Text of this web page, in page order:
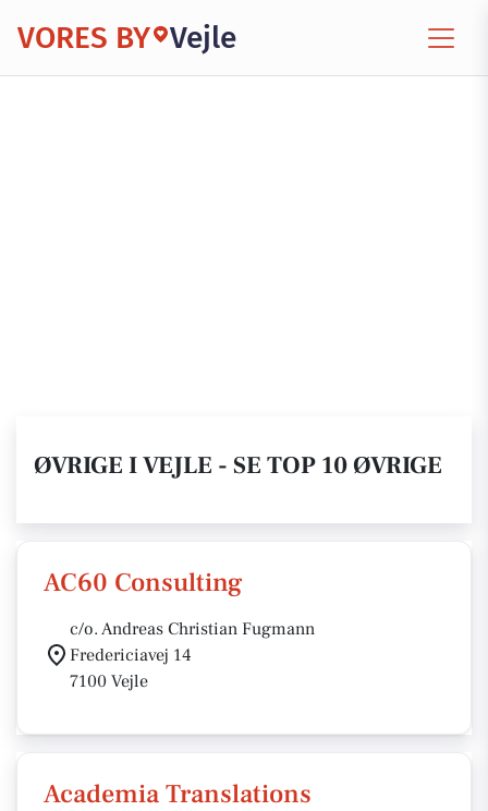
VORES BY Vejle
ØVRIGE I VEJLE - SE TOP 10 ØVRIGE
AC60 Consulting
c/o. Andreas Christian Fugmann
Fredericiavej 14
7100 Vejle
Academia Translations